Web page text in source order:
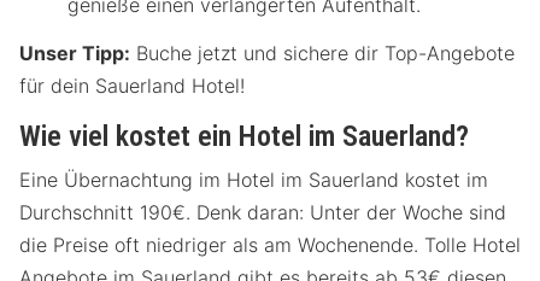
Unser Tipp: Buche jetzt und sichere dir Top-Angebote
für dein Sauerland Hotel!
Wie viel kostet ein Hotel im Sauerland?
Eine Übernachtung im Hotel im Sauerland kostet im
Durchschnitt 190€. Denk daran: Unter der Woche sind
die Preise oft niedriger als am Wochenende. Tolle Hotel